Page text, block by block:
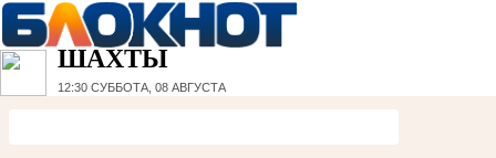
ШАХТЫ
12:30 СУББОТА, 08 АВГУСТА